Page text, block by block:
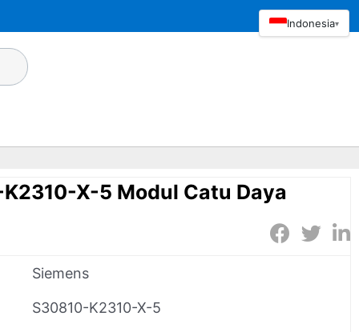
X-5 Modul Catu Daya
Siemens
S30810-K2310-X-5
Indonesia▾